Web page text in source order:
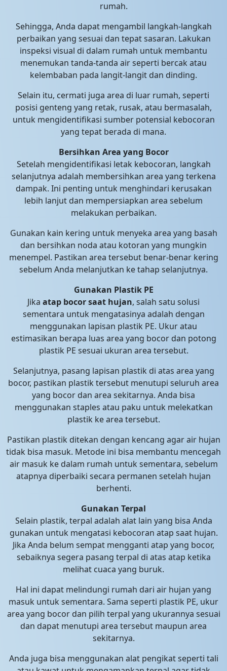
rumah.
Sehingga, Anda dapat mengambil langkah-langkah
perbaikan yang sesuai dan tepat sasaran. Lakukan
inspeksi visual di dalam rumah untuk membantu
menemukan tanda-tanda air seperti bercak atau
kelembaban pada langit-langit dan dinding.
Selain itu, cermati juga area di luar rumah, seperti
posisi genteng yang retak, rusak, atau bermasalah,
untuk mengidentifikasi sumber potensial kebocoran
yang tepat berada di mana.
Bersihkan Area yang Bocor
Setelah mengidentifikasi letak kebocoran, langkah
selanjutnya adalah membersihkan area yang terkena
dampak. Ini penting untuk menghindari kerusakan
lebih lanjut dan mempersiapkan area sebelum
melakukan perbaikan.
Gunakan kain kering untuk menyeka area yang basah
dan bersihkan noda atau kotoran yang mungkin
menempel. Pastikan area tersebut benar-benar kering
sebelum Anda melanjutkan ke tahap selanjutnya.
Gunakan Plastik PE
Jika atap bocor saat hujan, salah satu solusi
sementara untuk mengatasinya adalah dengan
menggunakan lapisan plastik PE. Ukur atau
estimasikan berapa luas area yang bocor dan potong
plastik PE sesuai ukuran area tersebut.
Selanjutnya, pasang lapisan plastik di atas area yang
bocor, pastikan plastik tersebut menutupi seluruh area
yang bocor dan area sekitarnya. Anda bisa
menggunakan staples atau paku untuk melekatkan
plastik ke area tersebut.
Pastikan plastik ditekan dengan kencang agar air hujan
tidak bisa masuk. Metode ini bisa membantu mencegah
air masuk ke dalam rumah untuk sementara, sebelum
atapnya diperbaiki secara permanen setelah hujan
berhenti.
Gunakan Terpal
Selain plastik, terpal adalah alat lain yang bisa Anda
gunakan untuk mengatasi kebocoran atap saat hujan.
Jika Anda belum sempat mengganti atap yang bocor,
sebaiknya segera pasang terpal di atas atap ketika
melihat cuaca yang buruk.
Hal ini dapat melindungi rumah dari air hujan yang
masuk untuk sementara. Sama seperti plastik PE, ukur
area yang bocor dan pilih terpal yang ukurannya sesuai
dan dapat menutupi area tersebut maupun area
sekitarnya.
Anda juga bisa menggunakan alat pengikat seperti tali